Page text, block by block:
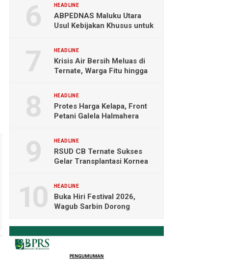
HEADLINE
ABPEDNAS Maluku Utara
Usul Kebijakan Khusus untuk
HEADLINE
Krisis Air Bersih Meluas di
Ternate, Warga Fitu hingga
HEADLINE
Protes Harga Kelapa, Front
Petani Galela Halmahera
HEADLINE
RSUD CB Ternate Sukses
Gelar Transplantasi Kornea
HEADLINE
Buka Hiri Festival 2026,
Wagub Sarbin Dorong
Digital